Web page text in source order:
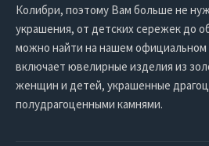
Колибри, поэтому Вам больше не
украшения, от детских сережек до
можно найти на нашем официальном
включает ювелирные изделия из
женщин и детей, украшенные
полудрагоценными камнями.